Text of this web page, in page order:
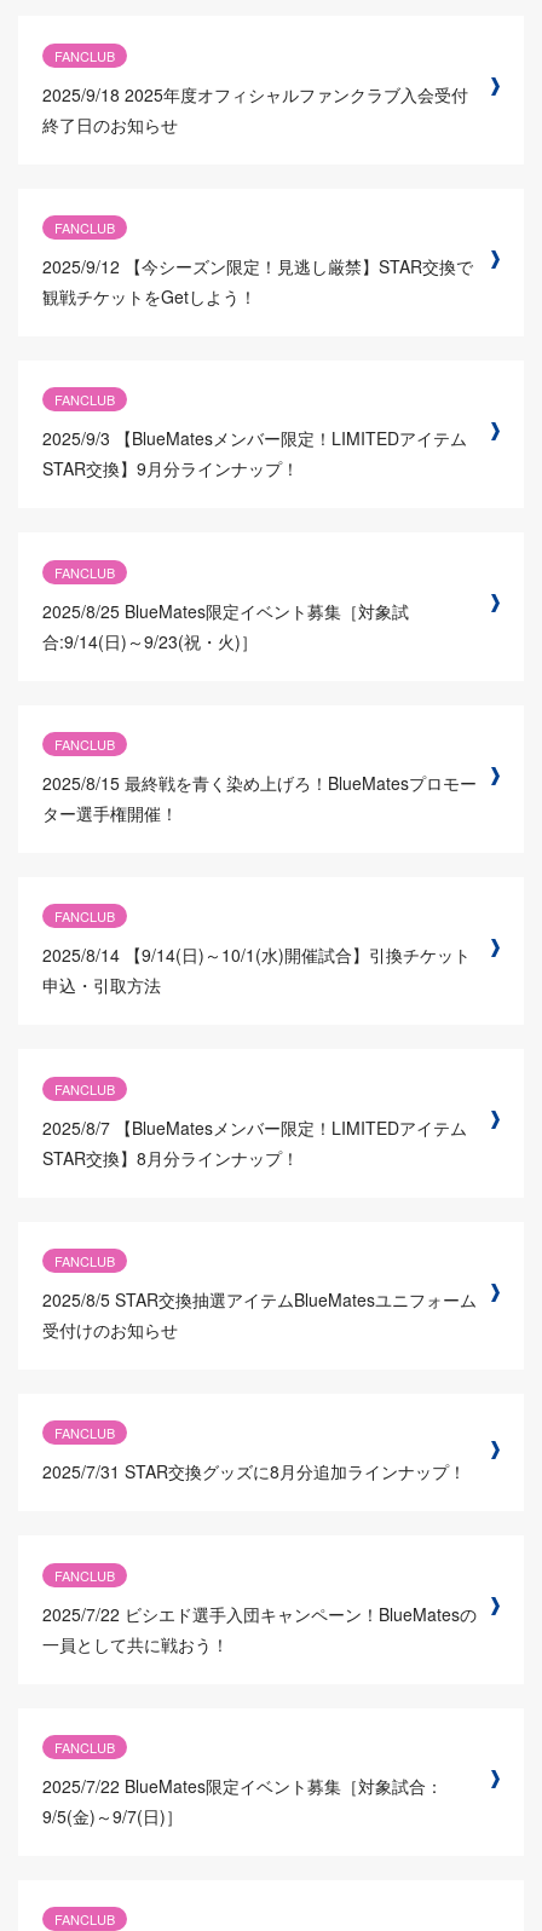
FANCLUB
2025/9/18 2025年度オフィシャルファンクラブ入会受付
終了日のお知らせ
FANCLUB
2025/9/12
【今シーズン限定！見逃し厳禁】STAR交換で
観戦チケットをGetしよう！
FANCLUB
2025/9/3
【BlueMatesメンバー限定！LIMITEDアイテム
STAR交換】9月分ラインナップ！
FANCLUB
2025/8/25 BlueMates限定イベント募集［対象試
合:9/14(日)～9/23(祝・火)］
FANCLUB
2025/8/15 最終戦を青く染め上げろ！BlueMatesプロモー
ター選手権開催！
FANCLUB
2025/8/14 【9/14(日)～10/1(水)開催試合】引換チケット
申込・引取方法
FANCLUB
2025/8/7 【BlueMatesメンバー限定！LIMITEDアイテム
STAR交換】8月分ラインナップ！
FANCLUB
2025/8/5 STAR交換抽選アイテムBlueMatesユニフォーム
受付けのお知らせ
FANCLUB
2025/7/31 STAR交換グッズに8月分追加ラインナップ！
FANCLUB
2025/7/22 ビシエド選手入団キャンペーン！BlueMatesの
一員として共に戦おう！
FANCLUB
2025/7/22 BlueMates限定イベント募集［対象試合：
9/5(金)～9/7(日)］
FANCLUB